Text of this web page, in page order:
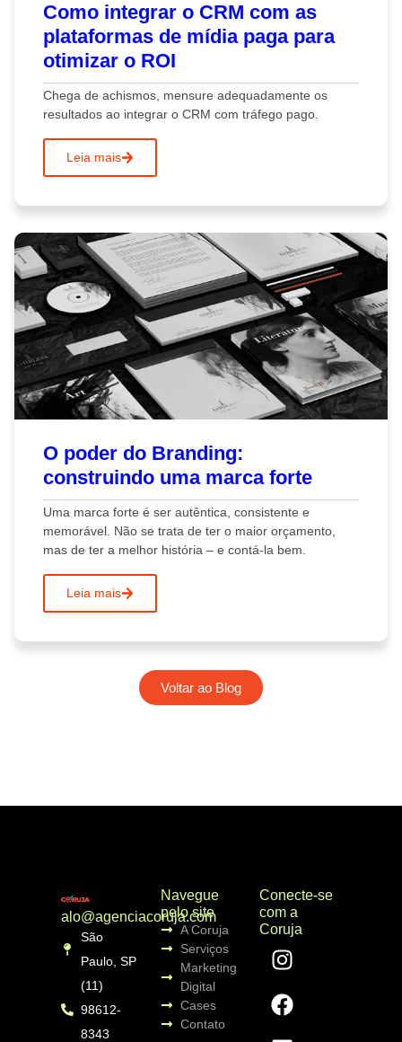
Como integrar o CRM com as
plataformas de mídia paga para
otimizar o ROI
Chega de achismos, mensure adequadamente os
resultados ao integrar o CRM com tráfego pago.
Leia mais
O poder do Branding:
construindo uma marca forte
Uma marca forte é ser autêntica, consistente e
memorável. Não se trata de ter o maior orçamento,
mas de ter a melhor história – e contá-la bem.
Leia mais
Voltar ao Blog
alo@agenciacoruja.com
São
Paulo, SP
(11)
98612-
8343
Navegue
pelo site
A Coruja
Serviços
Marketing
Digital
Cases
Contato
Conecte-se
com a
Coruja